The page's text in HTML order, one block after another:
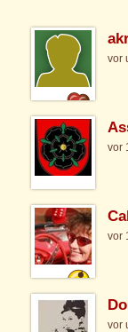
vor
vor
vor
vor